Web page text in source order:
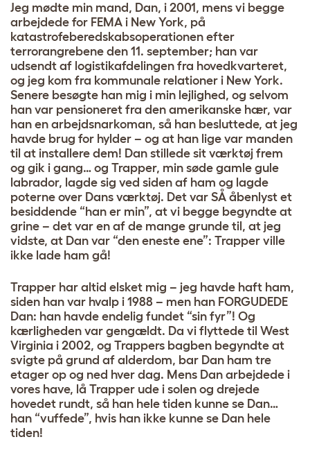
Jeg mødte min mand, Dan, i 2001, mens vi begge
arbejdede for FEMA i New York, på
katastrofeberedskabsoperationen efter
terrorangrebene den 11. september; han var
udsendt af logistikafdelingen fra hovedkvarteret,
og jeg kom fra kommunale relationer i New York.
Senere besøgte han mig i min lejlighed, og selvom
han var pensioneret fra den amerikanske hær, var
han en arbejdsnarkoman, så han besluttede, at jeg
havde brug for hylder – og at han lige var manden
til at installere dem! Dan stillede sit værktøj frem
og gik i gang… og Trapper, min søde gamle gule
labrador, lagde sig ved siden af ham og lagde
poterne over Dans værktøj. Det var SÅ åbenlyst et
besiddende “han er min”, at vi begge begyndte at
grine – det var en af de mange grunde til, at jeg
vidste, at Dan var “den eneste ene”: Trapper ville
ikke lade ham gå!
Trapper har altid elsket mig – jeg havde haft ham,
siden han var hvalp i 1988 – men han FORGUDEDE
Dan: han havde endelig fundet “sin fyr”! Og
kærligheden var gengældt. Da vi flyttede til West
Virginia i 2002, og Trappers bagben begyndte at
svigte på grund af alderdom, bar Dan ham tre
etager op og ned hver dag. Mens Dan arbejdede i
vores have, lå Trapper ude i solen og drejede
hovedet rundt, så han hele tiden kunne se Dan…
han “vuffede”, hvis han ikke kunne se Dan hele
tiden!